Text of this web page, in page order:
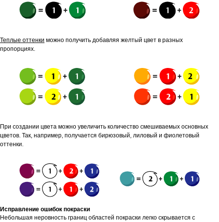
Теплые оттенки можно получить добавляя желтый цвет в разных
пропорциях.
При создании цвета можно увеличить количество смешиваемых основных
цветов. Так, например, получается бирюзовый, лиловый и фиолетовый
оттенки.
Исправление ошибок покраски
Небольшая неровность границ областей покраски легко скрывается с